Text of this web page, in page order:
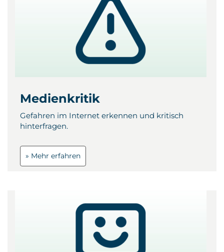
Medienkritik
Gefahren im Internet erkennen und kritisch
hinterfragen.
» Mehr erfahren